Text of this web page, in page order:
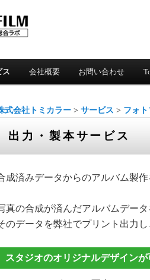
ス 会社概要 お問い合わせ
式会社トミカラー >サービス > フォ
出力・製本サービス
成済みデータからのアルバム製作
真の合成が済んだアルバムデータ
のデータを弊社でプリント出力
スタジオのオリジナルデザインが